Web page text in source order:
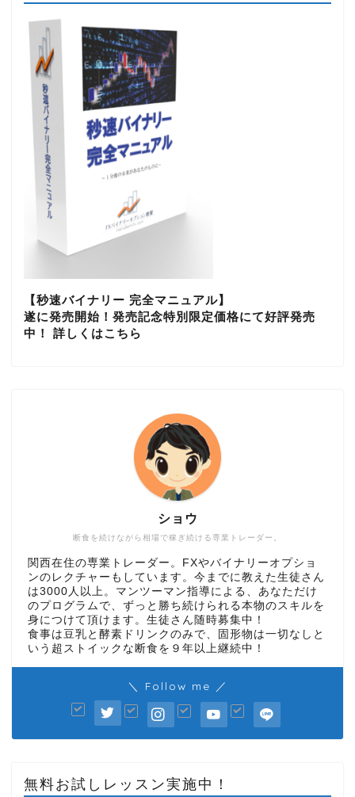
【秒速バイナリー 完全マニュアル】
遂に発売開始！発売記念特別限定価格にて好評発売
中！ 詳しくはこちら
断食を続けながら相場で稼ぎ続ける専業トレーダー。
ショウ
関西在住の専業トレーダー。FXやバイナリーオプショ
ンのレクチャーもしています。今までに教えた生徒さん
は3000人以上。マンツーマン指導による、あなただけ
のプログラムで、ずっと勝ち続けられる本物のスキルを
身につけて頂けます。生徒さん随時募集中！
食事は豆乳と酵素ドリンクのみで、固形物は一切なしと
いう超ストイックな断食を９年以上継続中！
＼ Follow me ／
無料お試しレッスン実施中！